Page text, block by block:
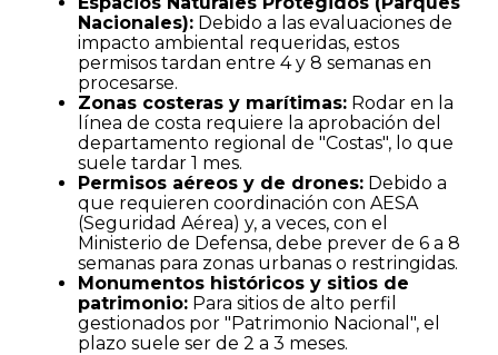
Nacionales): Debido a las evaluaciones de
impacto ambiental requeridas, estos
permisos tardan entre 4 y 8 semanas en
procesarse.
Zonas costeras y marítimas: Rodar en la
línea de costa requiere la aprobación del
departamento regional de "Costas", lo que
suele tardar 1 mes.
Permisos aéreos y de drones: Debido a
que requieren coordinación con AESA
(Seguridad Aérea) y, a veces, con el
Ministerio de Defensa, debe prever de 6 a 8
semanas para zonas urbanas o restringidas.
Monumentos históricos y sitios de
patrimonio: Para sitios de alto perfil
gestionados por "Patrimonio Nacional", el
plazo suele ser de 2 a 3 meses.